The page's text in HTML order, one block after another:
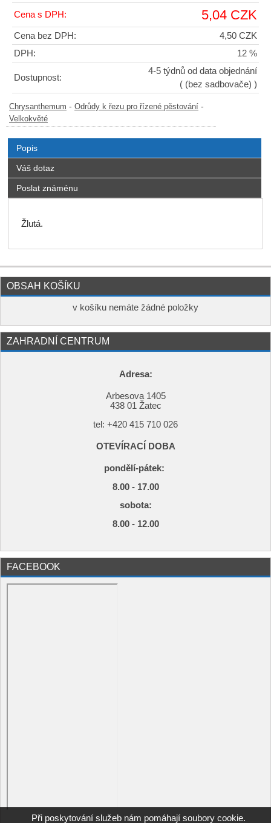
Cena s DPH: 5,04 CZK
Cena bez DPH:
4,50 CZK
DPH:
12 %
Dostupnost:
4-5 týdnů od data objednání
( (bez sadbovače) )
Chrysanthemum - Odrůdy k řezu pro řízené pěstování -
Velkokvěté
Popis
Váš dotaz
Poslat známénu
Žlutá.
OBSAH KOŠÍKU
v košíku nemáte žádné položky
ZAHRADNÍ CENTRUM
Adresa:
Arbesova 1405
438 01 Žatec
tel: +420 415 710 026
OTEVÍRACÍ DOBA
pondělí-pátek:
8.00 - 17.00
sobota:
8.00 - 12.00
FACEBOOK
Při poskytování služeb nám pomáhají soubory cookie.